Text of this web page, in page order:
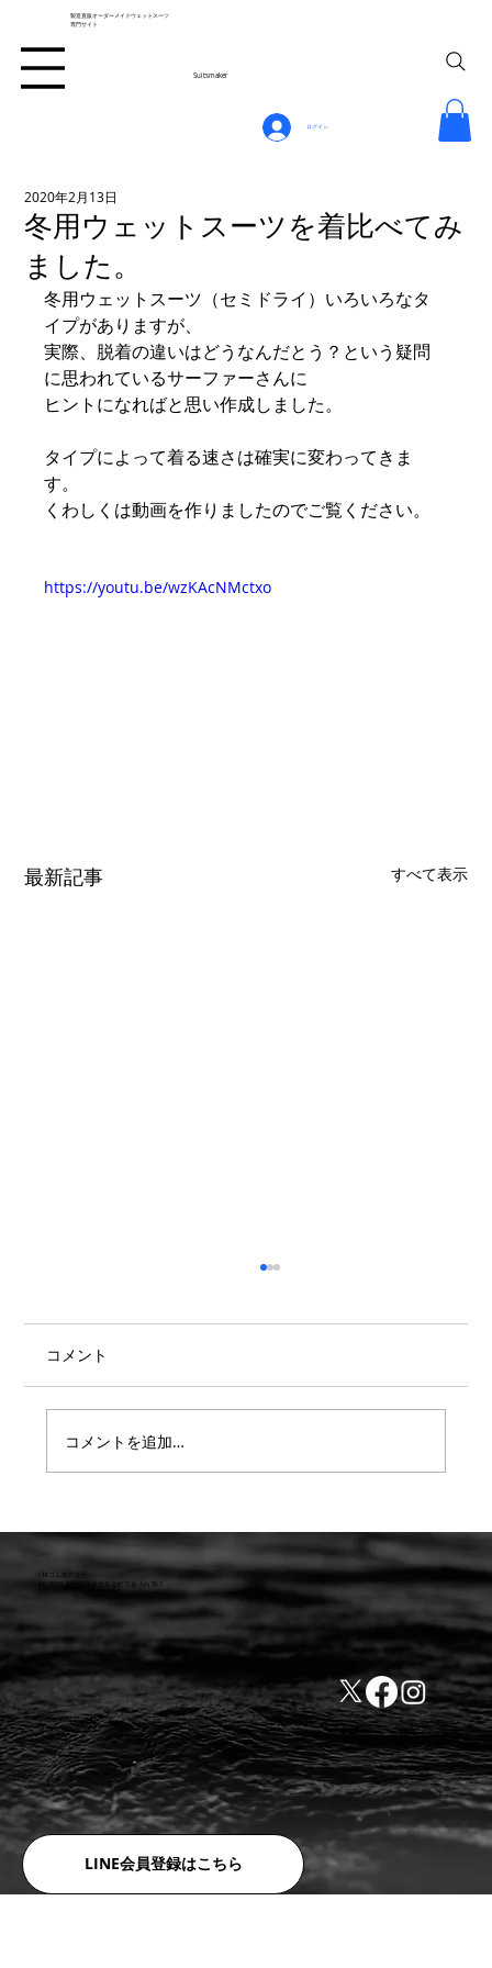
Suitsmaker
製造直販オーダーメイドウェットスーツ
専門サイト
ログイン
冬用ウェットスーツを着比べてみ
ました。
2020年2月13日
冬用ウェットスーツ（セミドライ）いろいろなタ
イプがありますが、
実際、脱着の違いはどうなんだとう？という疑問
に思われているサーファーさんに
ヒントになればと思い作成しました。
タイプによって着る速さは確実に変わってきま
す。
くわしくは動画を作りましたのでご覧ください。
https://youtu.be/wzKAcNMctxo
最新記事 すべて表示
しました！
コメント
コメントを追加…
LINE会員登録はこちら
小林ゴム株式会社
441-8016 愛知県豊橋市新栄町字東小向76-1
TEL:0532-31-4646
FAX:0532-32-6810
​会社概要
​利用規約